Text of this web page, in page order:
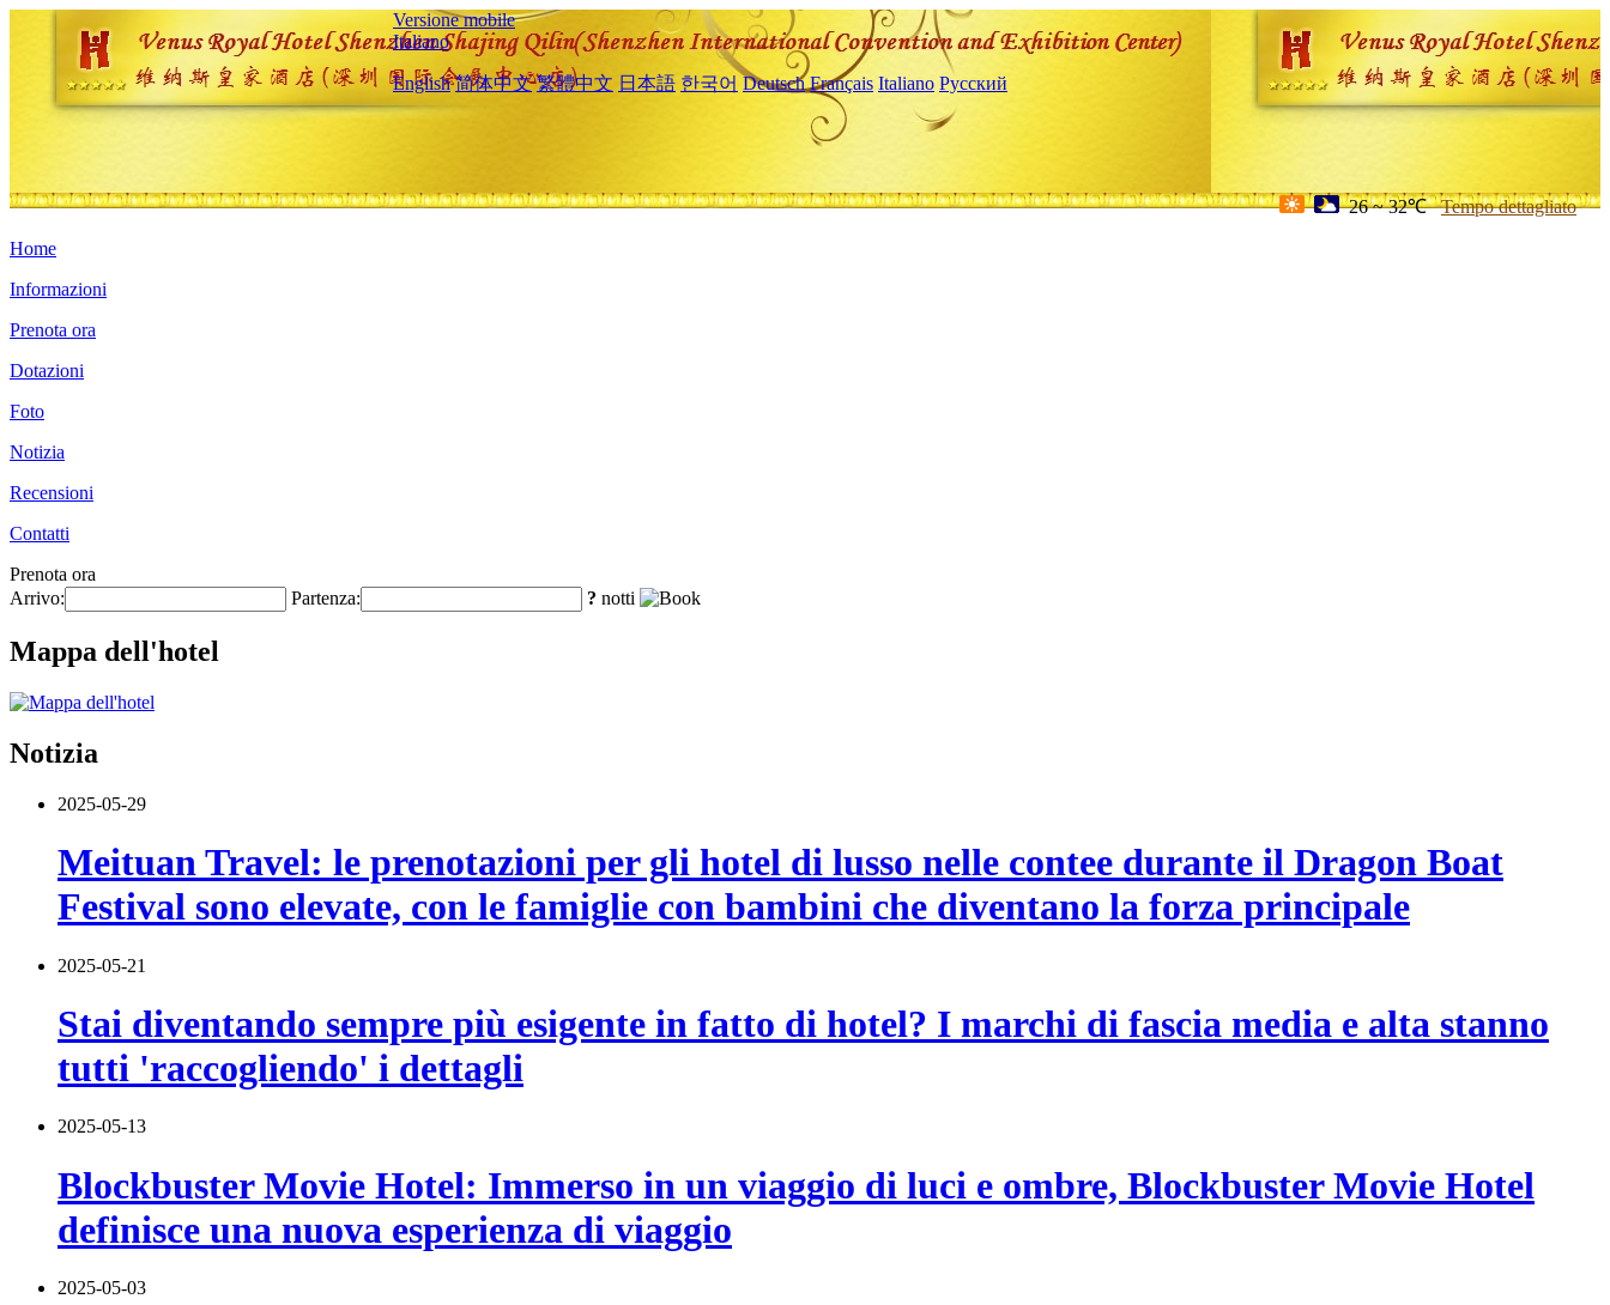
Versione mobile
Italiano
English 简体中文 繁體中文 日本語 한국어 Deutsch Français Italiano Русский
26 ~ 32℃ Tempo dettagliato
Home
Informazioni
Prenota ora
Dotazioni
Foto
Notizia
Recensioni
Contatti
Prenota ora
Arrivo:
Partenza: ? notti
Mappa dell'hotel
Notizia
2025-05-29
Meituan Travel: le prenotazioni per gli hotel di lusso nelle contee durante il Dragon Boat
Festival sono elevate, con le famiglie con bambini che diventano la forza principale
2025-05-21
Stai diventando sempre più esigente in fatto di hotel? I marchi di fascia media e alta stanno
tutti 'raccogliendo' i dettagli
2025-05-13
Blockbuster Movie Hotel: Immerso in un viaggio di luci e ombre, Blockbuster Movie Hotel
definisce una nuova esperienza di viaggio
2025-05-03